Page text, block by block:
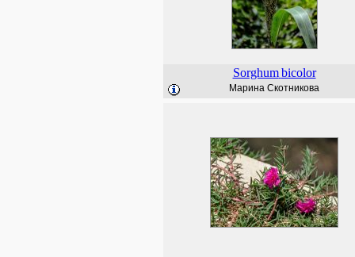
Sorghum bicolor
Марина Скотникова